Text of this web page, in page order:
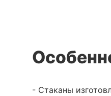
- Стаканы